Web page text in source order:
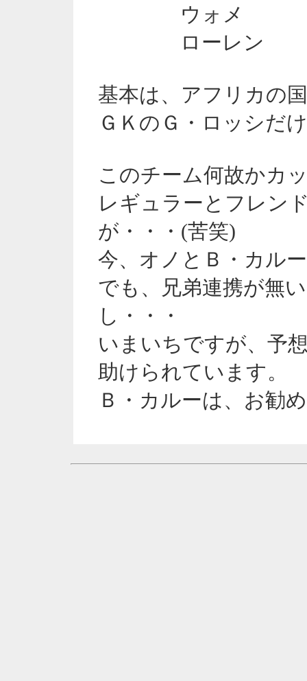
ウォメ
ローレン
基本は、アフリカの
ＧＫのＧ・ロッシだ
このチーム何故かカ
レギュラーとフレン
が・・・(苦笑)
今、オノとＢ・カル
でも、兄弟連携が無
し・・・
いまいちですが、予
助けられています。
Ｂ・カルーは、お勧